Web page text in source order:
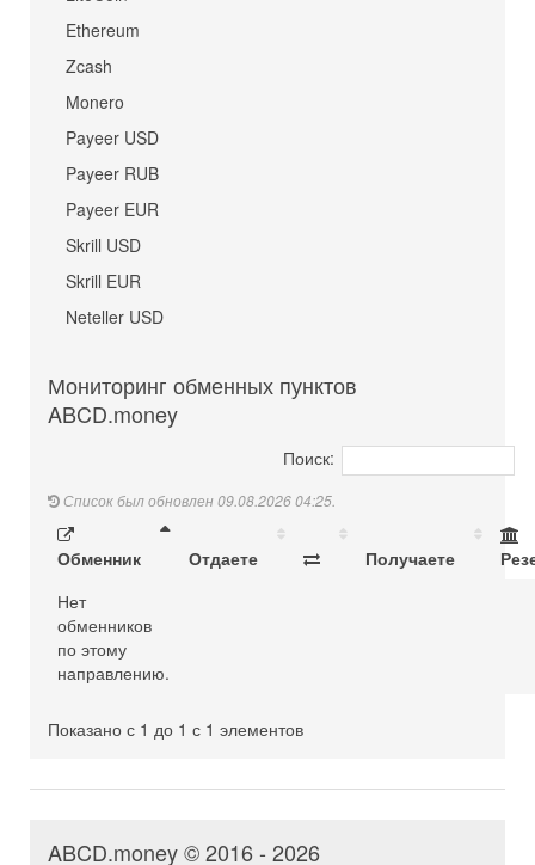
Ethereum
Zcash
Monero
Payeer USD
Payeer RUB
Payeer EUR
Skrill USD
Skrill EUR
Neteller USD
Мониторинг обменных пунктов
ABCD.money
Поиск:
Список был обновлен 09.08.2026 04:25.
Обменник Отдаете Получаете
Нет
обменников
по этому
направлению.
Показано с 1 до 1 с 1 элементов
ABCD.money © 2016 - 2026